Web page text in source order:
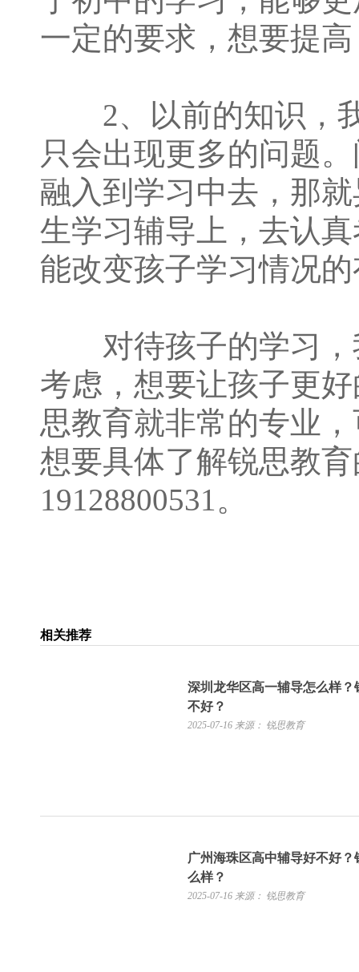
一定的要求，想要提
2、以前的知识，我
只会出现更多的问题
融入到学习中去，那
生学习辅导上，去认
能改变孩子学习情况
对待孩子的学习，
考虑，想要让孩子更
思教育就非常的专业
想要具体了解锐思教
19128800531。
相关推荐
深圳龙华区高一辅导怎么样？
不好？
2025-07-16 来源： 锐思教育
广州海珠区高中辅导好不好？
么样？
2025-07-16 来源： 锐思教育